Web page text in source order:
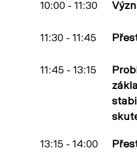
10:00 - 11:30
11:30 - 11:45
11:45 - 13:15
13:15 - 14:00